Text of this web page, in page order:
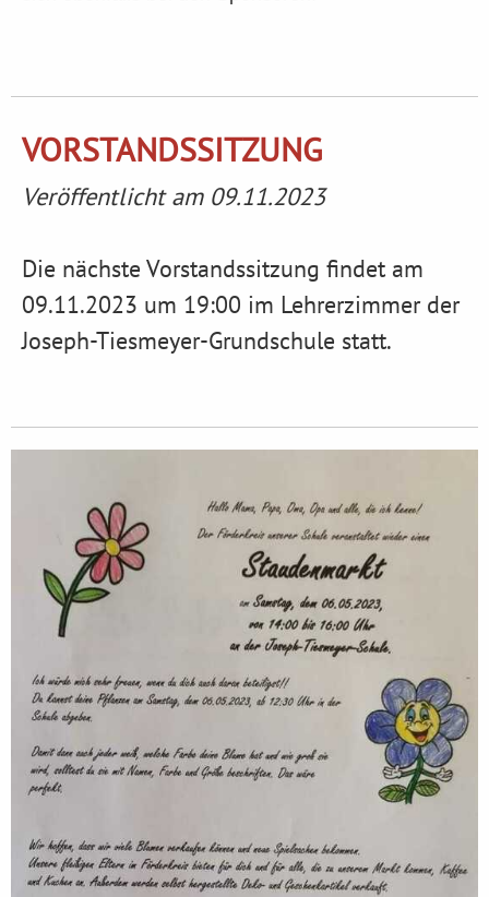
VORSTANDSSITZUNG
Veröffentlicht am 09.11.2023
Die nächste Vorstandssitzung findet am
09.11.2023 um 19:00 im Lehrerzimmer der
Joseph-Tiesmeyer-Grundschule statt.